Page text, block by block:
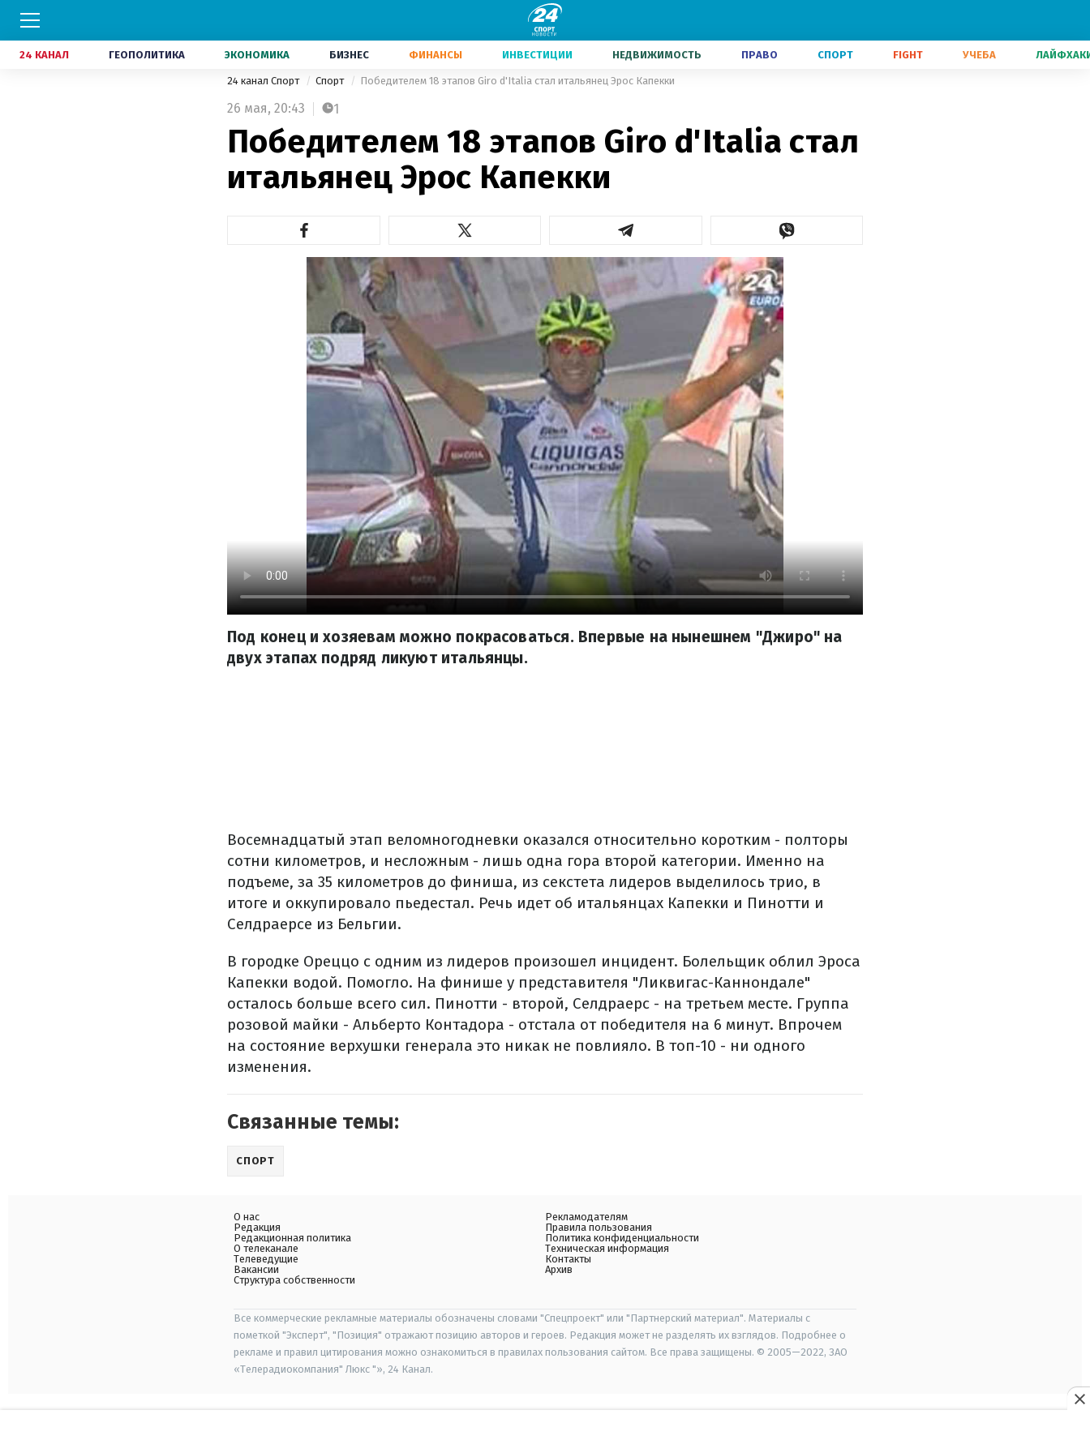
24 КАНАЛ ГЕОПОЛИТИКА ЭКОНОМИКА БИЗНЕС ФИНАНСЫ ИНВЕСТИЦИИ НЕДВИЖИМОСТЬ ПРАВО СПОРТ FIGHT УЧЕБА
24 канал Спорт Спорт Победителем 18 этапов Giro d'Italia стал итальянец Эрос Капекки
26 мая, 20:43 1
Победителем 18 этапов Giro d'Italia стал
итальянец Эрос Капекки
Под конец и хозяевам можно покрасоваться. Впервые на нынешнем "Джиро" на
двух этапах подряд ликуют итальянцы.
Восемнадцатый этап веломногодневки оказался относительно коротким - полторы
сотни километров, и несложным - лишь одна гора второй категории. Именно на
подъеме, за 35 километров до финиша, из секстета лидеров выделилось трио, в
итоге и оккупировало пьедестал. Речь идет об итальянцах Капекки и Пинотти и
Селдраерсе из Бельгии.
В городке Ореццо с одним из лидеров произошел инцидент. Болельщик облил Эроса
Капекки водой. Помогло. На финише у представителя "Ликвигас-Каннондале"
осталось больше всего сил. Пинотти - второй, Селдраерс - на третьем месте. Группа
розовой майки - Альберто Контадора - отстала от победителя на 6 минут. Впрочем
на состояние верхушки генерала это никак не повлияло. В топ-10 - ни одного
изменения.
Связанные темы:
СПОРТ
О нас
Редакция
Редакционная политика
О телеканале
Телеведущие
Вакансии
Структура собственности
Рекламодателям
Правила пользования
Политика конфиденциальности
Техническая информация
Контакты
Архив
Все коммерческие рекламные материалы обозначены словами "Спецпроект" или "Партнерский материал". Материалы с
пометкой "Эксперт", "Позиция" отражают позицию авторов и героев. Редакция может не разделять их взглядов. Подробнее о
рекламе и правил цитирования можно ознакомиться в правилах пользования сайтом. Все права защищены. © 2005—2022, ЗАО
«Телерадиокомпания" Люкс "», 24 Канал.